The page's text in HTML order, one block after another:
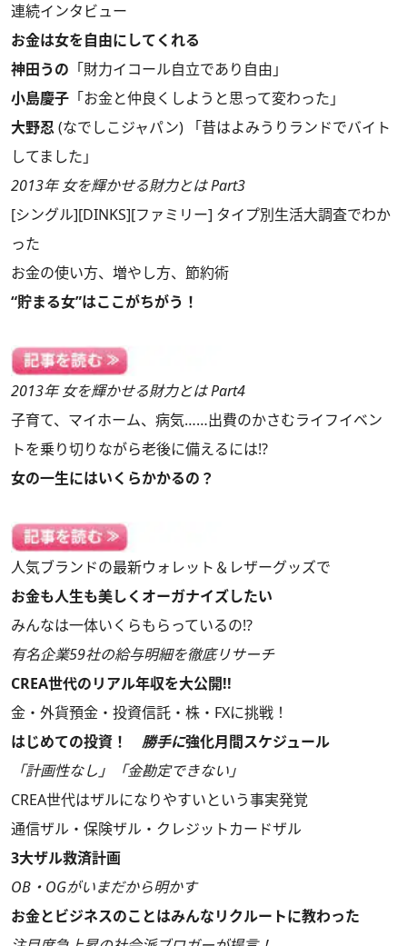
連続インタビュー
お金は女を自由にしてくれる
神田うの 「財力イコール自立であり自由」
小島慶子 「お金と仲良くしようと思って変わった」
大野忍(なでしこジャパン) 「昔はよみうりランドでバイト
してました」
2013年 女を輝かせる財力とは Part3
[シングル][DINKS][ファミリー] タイプ別生活大調査でわか
った
お金の使い方、増やし方、節約術
“貯まる女”はここがちがう！
2013年 女を輝かせる財力とは Part4
子育て、マイホーム、病気……出費のかさむライフイベン
トを乗り切りながら老後に備えるには!?
女の一生にはいくらかかるの？
人気ブランドの最新ウォレット＆レザーグッズで
お金も人生も美しくオーガナイズしたい
みんなは一体いくらもらっているの!?
有名企業59社の給与明細を徹底リサーチ
CREA世代のリアル年収を大公開!!
金・外貨預金・投資信託・株・FXに挑戦！
はじめての投資！
勝手に強化月間スケジュール
「計画性なし」「金勘定できない」
CREA世代はザルになりやすいという事実発覚
通信ザル・保険ザル・クレジットカードザル
3大ザル救済計画
OB・OGがいまだから明かす
お金とビジネスのことはみんなリクルートに教わった